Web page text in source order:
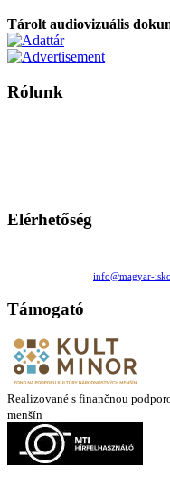
Tárolt audiovizuális
Rólunk
Elérhetőség
info@magyar-
Támogató
Realizované s finančnou
menšín